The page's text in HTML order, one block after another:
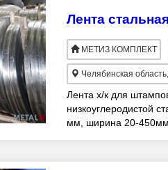
Лента
МЕТИЗ КОМПЛЕКТ
Челябинская
Лента х/к для
низкоуглеродистой
мм, ширина 20-